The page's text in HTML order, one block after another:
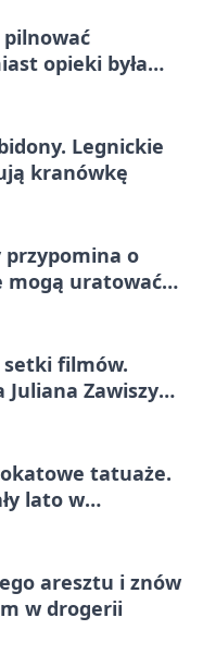
pilnować
opieki była
Legnickie
kranówkę
przypomina o
mogą uratować
filmów.
Zawiszy
tatuaże.
lato w
aresztu i znów
w drogerii